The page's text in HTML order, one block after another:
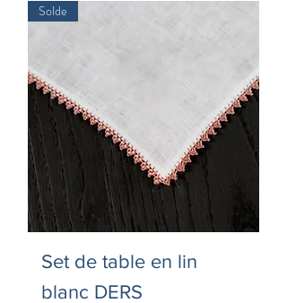
Solde
Set de table en lin
blanc DERS